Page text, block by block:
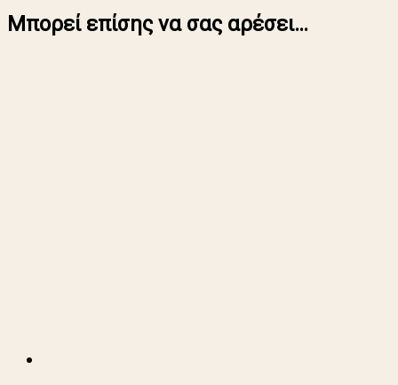
Μπορεί επίσης να σας αρέσει…